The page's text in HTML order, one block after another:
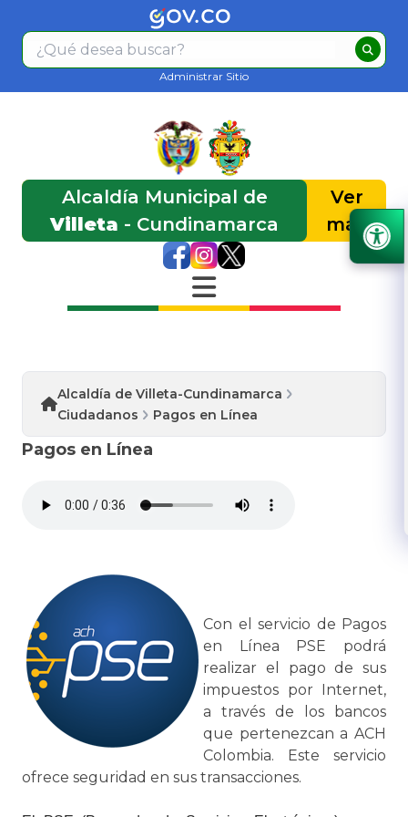
Administrar Sitio
Alcaldía Municipal de
Villeta - Cundinamarca
Ver
más
Alcaldía de Villeta-Cundinamarca
Ciudadanos
Pagos en Línea
Pagos en Línea
Con el servicio de Pagos
en Línea PSE podrá
realizar el pago de sus
impuestos por Internet,
a través de los bancos
que pertenezcan a ACH
Colombia. Este servicio
ofrece seguridad en sus transacciones.